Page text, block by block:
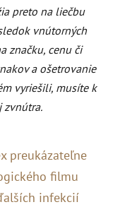
preto na liečbu
vnútorných
značku, cenu či
a ošetrovanie
vyriešili, musíte k
zvnútra.
preukázateľne
filmu
infekcií